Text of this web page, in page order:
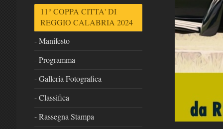
11° COPPA CITTA' DI
REGGIO CALABRIA 2024
- Manifesto
- Programma
- Galleria Fotografica
- Classifica
- Rassegna Stampa